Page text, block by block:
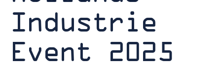
Industrie
Event 2025